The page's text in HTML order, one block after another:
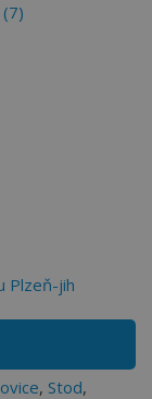
Plzeň-jih
, Stod,